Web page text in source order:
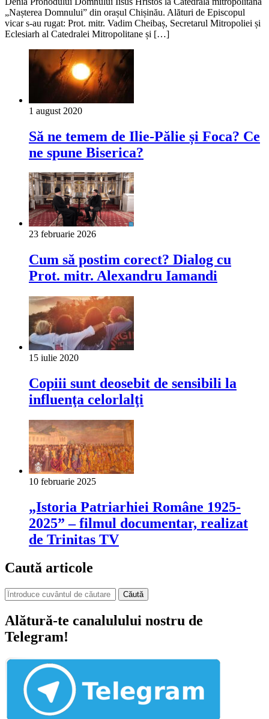
„Nașterea Domnului” din orașul Chișinău. Alături de Episcopul
vicar s-au rugat: Prot. mitr. Vadim Cheibaș, Secretarul Mitropoliei și
Eclesiarh al Catedralei Mitropolitane și […]
1 august 2020
Să ne temem de Ilie-Pălie și Foca? Ce
ne spune Biserica?
23 februarie 2026
Cum să postim corect? Dialog cu
Prot. mitr. Alexandru Iamandi
15 iulie 2020
Copiii sunt deosebit de sensibili la
influenţa celorlalţi
10 februarie 2025
„Istoria Patriarhiei Române 1925-
2025” – filmul documentar, realizat
de Trinitas TV
Caută articole
Căută
Alătură-te canalulului nostru de
Telegram!